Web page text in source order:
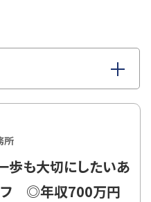
所
歩も大切にしたいあ
フ ◎年収700万円
指定なし
指定なし